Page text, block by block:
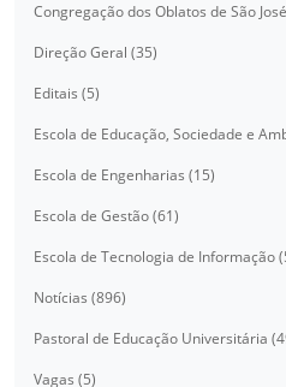
Congregação dos Oblatos de São
Direção Geral (35)
Editais (5)
Escola de Educação, Sociedade e
Escola de Engenharias (15)
Escola de Gestão (61)
Escola de Tecnologia de Informação
Notícias (896)
Pastoral de Educação Universitária
Vagas (5)